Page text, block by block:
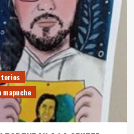
mapuche